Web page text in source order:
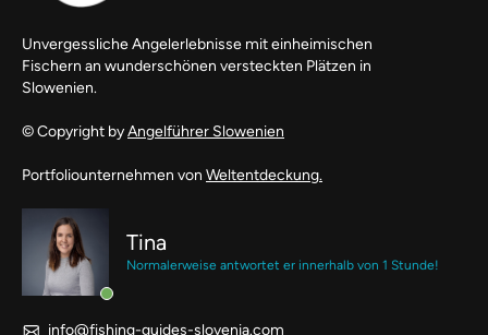
Unvergessliche Angelerlebnisse mit einheimischen
Fischern an wunderschönen versteckten Plätzen in
Slowenien.
© Copyright byAngelführer Slowenien
Portfoliounternehmen von Weltentdeckung.
Tina
Normalerweise antwortet er innerhalb von 1 Stunde!
info@fishing-guides-slovenia.com